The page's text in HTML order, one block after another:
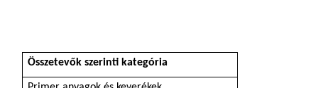
Összetevők szerinti kategória